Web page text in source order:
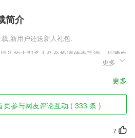
简介
,新用户还送新人礼包.
斗的大型多人角色扮演传奇手游，从嗜血
重重挑战、技能秒杀、刀刀爆装、还原最
斗视觉体验，结合战、法、道三大职业
。强PK!爆装备!可交易!
特色
供学生学习，每个题目都有答案的解析、
更多
更多
页参与网友评论互动 ( 333 条 )
7